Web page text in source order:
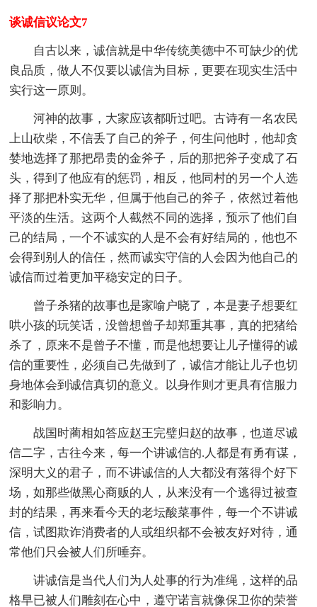
谈诚信议论文7
自古以来，诚信就是中华传统美德中不可缺少的优
良品质，做人不仅要以诚信为目标，更要在现实生活中
实行这一原则。
河神的故事，大家应该都听过吧。古诗有一名农民
上山砍柴，不信丢了自己的斧子，何生问他时，他却贪
婪地选择了那把昂贵的金斧子，后的那把斧子变成了石
头，得到了他应有的惩罚，相反，他同村的另一个人选
择了那把朴实无华，但属于他自己的斧子，依然过着他
平淡的生活。这两个人截然不同的选择，预示了他们自
己的结局，一个不诚实的人是不会有好结局的，他也不
会得到别人的信任，然而诚实守信的人会因为他自己的
诚信而过着更加平稳安定的日子。
曾子杀猪的故事也是家喻户晓了，本是妻子想要红
哄小孩的玩笑话，没曾想曾子却郑重其事，真的把猪给
杀了，原来不是曾子不懂，而是他想要让儿子懂得的诚
信的重要性，必须自己先做到了，诚信才能让儿子也切
身地体会到诚信真切的意义。以身作则才更具有信服力
和影响力。
战国时蔺相如答应赵王完璧归赵的故事，也道尽诚
信二字，古往今来，每一个讲诚信的.人都是有勇有谋，
深明大义的君子，而不讲诚信的人大都没有落得个好下
场，如那些做黑心商贩的人，从来没有一个逃得过被查
封的结果，再来看今天的老坛酸菜事件，每一个不讲诚
信，试图欺诈消费者的人或组织都不会被友好对待，通
常他们只会被人们所唾弃。
讲诚信是当代人们为人处事的行为准绳，这样的品
格早已被人们雕刻在心中，遵守诺言就像保卫你的荣誉